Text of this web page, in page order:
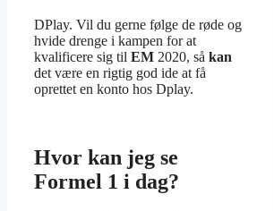
DPlay. Vil du gerne følge de røde og
hvide drenge i kampen for at
kvalificere sig til EM 2020, så kan
det være en rigtig god ide at få
oprettet en konto hos Dplay.
Hvor kan jeg se
Formel 1 i dag?